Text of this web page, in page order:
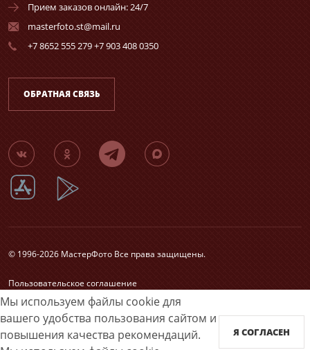
Мы используем файлы cookie для
вашего удобства пользования сайтом и
повышения качества рекомендаций.
Я СОГЛАСЕН
Прием заказов онлайн: 24/7
masterfoto.st@mail.ru
+7 8652 555 279 +7 903 408 0350
ОБРАТНАЯ СВЯЗЬ
© 1996-2026 МастерФото Все права защищены.
Пользовательское соглашение
Согласие на обработку персональных данных
Карта сайта
Принимаем к оплате